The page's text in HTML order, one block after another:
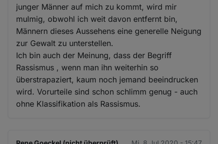
junger Männer auf mich zu kommt, wird mir
mulmig, obwohl ich weit davon entfernt bin,
Männern dieses Aussehens eine generelle Neigung
zur Gewalt zu unterstellen.
Ich bin auch der Meinung, dass der Begriff
Rassismus , wenn man ihn weiterhin so
überstrapaziert, kaum noch jemand beeindrucken
wird. Vorurteile sind schon schlimm genug - auch
ohne Klassifikation als Rassismus.